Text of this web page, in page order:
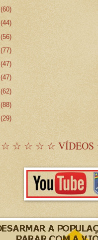
(60)
(44)
(56)
(77)
(47)
(47)
(62)
(88)
(29)
☆ ☆ ☆ ☆ ☆